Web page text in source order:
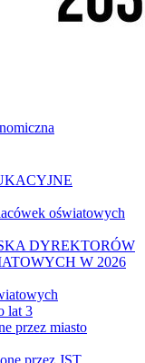
oświatowych
DYREKTORÓW
W 2026
lat 3
przez miasto